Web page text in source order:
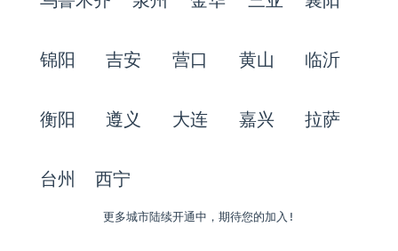
锦阳 吉安 营口 黄山 临沂
衡阳 遵义 大连 嘉兴 拉萨
台州 西宁
更多城市陆续开通中，期待您的加入!